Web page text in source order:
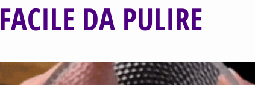
FACILE DA PULIRE